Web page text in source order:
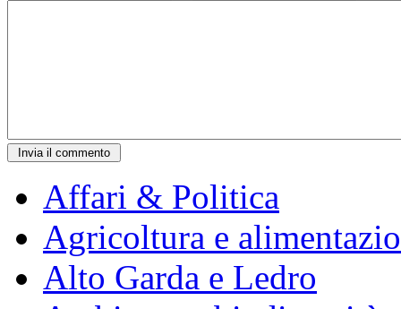
Affari & Politica
Agricoltura e
Alto Garda e Ledro